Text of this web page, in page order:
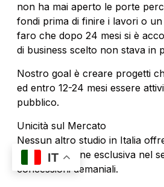
non ha mai aperto le porte
fondi prima di finire i lavori o
faro che dopo 24 mesi si è
di business scelto non stava in
Nostro goal è creare progetti
ed entro 12-24 mesi essere
pubblico.
Unicità sul Mercato
Nessun altro studio in Italia
specializzazione esclusiva nel
concessioni demaniali.
IT